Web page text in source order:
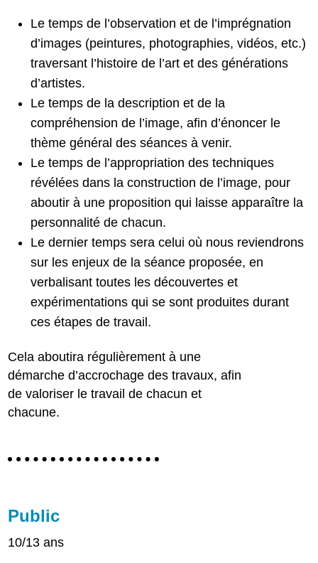
Le temps de l’observation et de l’imprégnation
d’images (peintures, photographies, vidéos, etc.)
traversant l’histoire de l’art et des générations
d’artistes.
Le temps de la description et de la
compréhension de l’image, afin d’énoncer le
thème général des séances à venir.
Le temps de l’appropriation des techniques
révélées dans la construction de l’image, pour
aboutir à une proposition qui laisse apparaître la
personnalité de chacun.
Le dernier temps sera celui où nous reviendrons
sur les enjeux de la séance proposée, en
verbalisant toutes les découvertes et
expérimentations qui se sont produites durant
ces étapes de travail.
Cela aboutira régulièrement à une
démarche d’accrochage des travaux, afin
de valoriser le travail de chacun et
chacune.
Public
10/13 ans